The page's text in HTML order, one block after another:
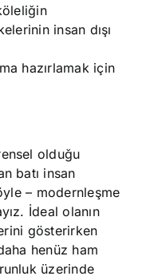
insan dışı
hazırlamak için
olduğu
batı insan
– modernleşme
İdeal olanın
gösterirken
henüz ham
üzerinde